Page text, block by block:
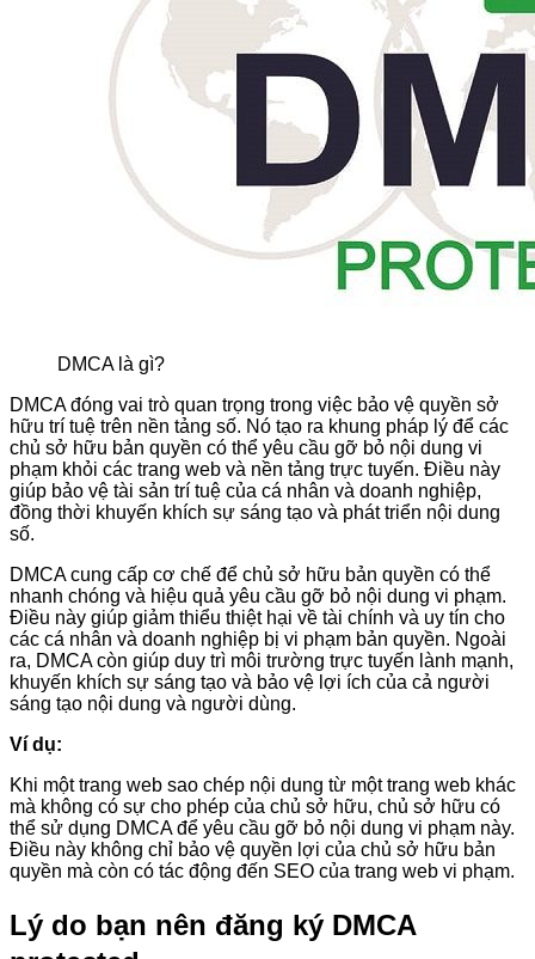
DMCA là gì?
DMCA đóng vai trò quan trọng trong việc bảo vệ quyền sở
hữu trí tuệ trên nền tảng số. Nó tạo ra khung pháp lý để các
chủ sở hữu bản quyền có thể yêu cầu gỡ bỏ nội dung vi
phạm khỏi các trang web và nền tảng trực tuyến. Điều này
giúp bảo vệ tài sản trí tuệ của cá nhân và doanh nghiệp,
đồng thời khuyến khích sự sáng tạo và phát triển nội dung
số.
DMCA cung cấp cơ chế để chủ sở hữu bản quyền có thể
nhanh chóng và hiệu quả yêu cầu gỡ bỏ nội dung vi phạm.
Điều này giúp giảm thiểu thiệt hại về tài chính và uy tín cho
các cá nhân và doanh nghiệp bị vi phạm bản quyền. Ngoài
ra, DMCA còn giúp duy trì môi trường trực tuyến lành mạnh,
khuyến khích sự sáng tạo và bảo vệ lợi ích của cả người
sáng tạo nội dung và người dùng.
Ví dụ:
Khi một trang web sao chép nội dung từ một trang web khác
mà không có sự cho phép của chủ sở hữu, chủ sở hữu có
thể sử dụng DMCA để yêu cầu gỡ bỏ nội dung vi phạm này.
Điều này không chỉ bảo vệ quyền lợi của chủ sở hữu bản
quyền mà còn có tác động đến SEO của trang web vi phạm.
Lý do bạn nên đăng ký DMCA